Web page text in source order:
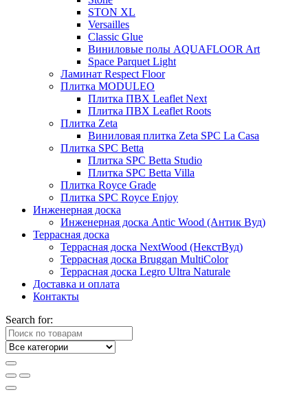
STON XL
Versailles
Classic Glue
Виниловые полы AQUAFLOOR Art
Space Parquet Light
Ламинат Respect Floor
Плитка MODULEO
Плитка ПВХ Leaflet Next
Плитка ПВХ Leaflet Roots
Плитка Zeta
Виниловая плитка Zeta SPC La Casa
Плитка SPC Betta
Плитка SPC Betta Studio
Плитка SPC Betta Villa
Плитка Royce Grade
Плитка SPC Royce Enjoy
Инженерная доска
Инженерная доска Antic Wood (Антик Вуд)
Террасная доска
Террасная доска NextWood (НекстВуд)
Террасная доска Bruggan MultiColor
Террасная доска Legro Ultra Naturale
Доставка и оплата
Контакты
Search for: